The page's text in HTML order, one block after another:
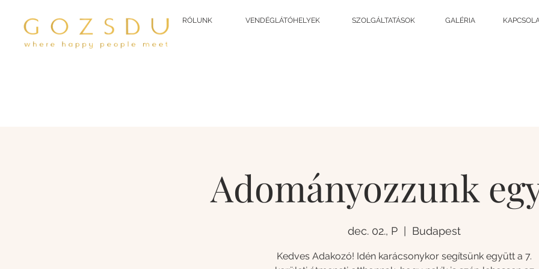
RÓLUNK VENDÉGLÁTÓHELYEK SZOLGÁLTATÁSOK GALÉRIA
Adományozzunk
dec. 02., P Budapest
Kedves Adakozó! Idén karácsonykor segítsünk együtt a 7.